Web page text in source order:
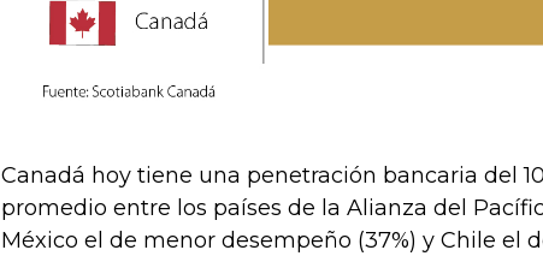
Canadá hoy tiene una penetración bancaria del
promedio entre los países de la Alianza del
México el de menor desempeño (37%) y Chile el